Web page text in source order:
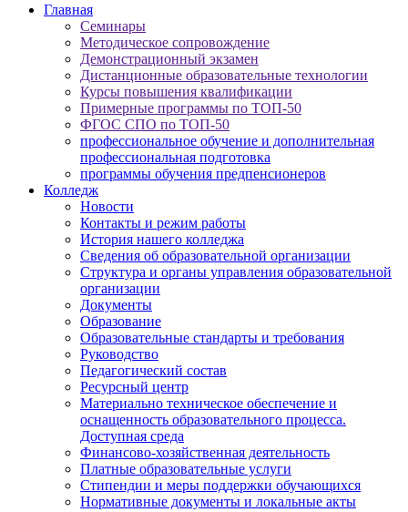
Главная
Семинары
Методическое сопровождение
Демонстрационный экзамен
Дистанционные образовательные технологии
Курсы повышения квалификации
Примерные программы по ТОП-50
ФГОС СПО по ТОП-50
профессиональное обучение и дополнительная
профессиональная подготовка
программы обучения предпенсионеров
Колледж
Новости
Контакты и режим работы
История нашего колледжа
Сведения об образовательной организации
Структура и органы управления образовательной
организации
Документы
Образование
Образовательные стандарты и требования
Руководство
Педагогический состав
Ресурсный центр
Материально техническое обеспечение и
оснащенность образовательного процесса.
Доступная среда
Финансово-хозяйственная деятельность
Платные образовательные услуги
Стипендии и меры поддержки обучающихся
Нормативные документы и локальные акты